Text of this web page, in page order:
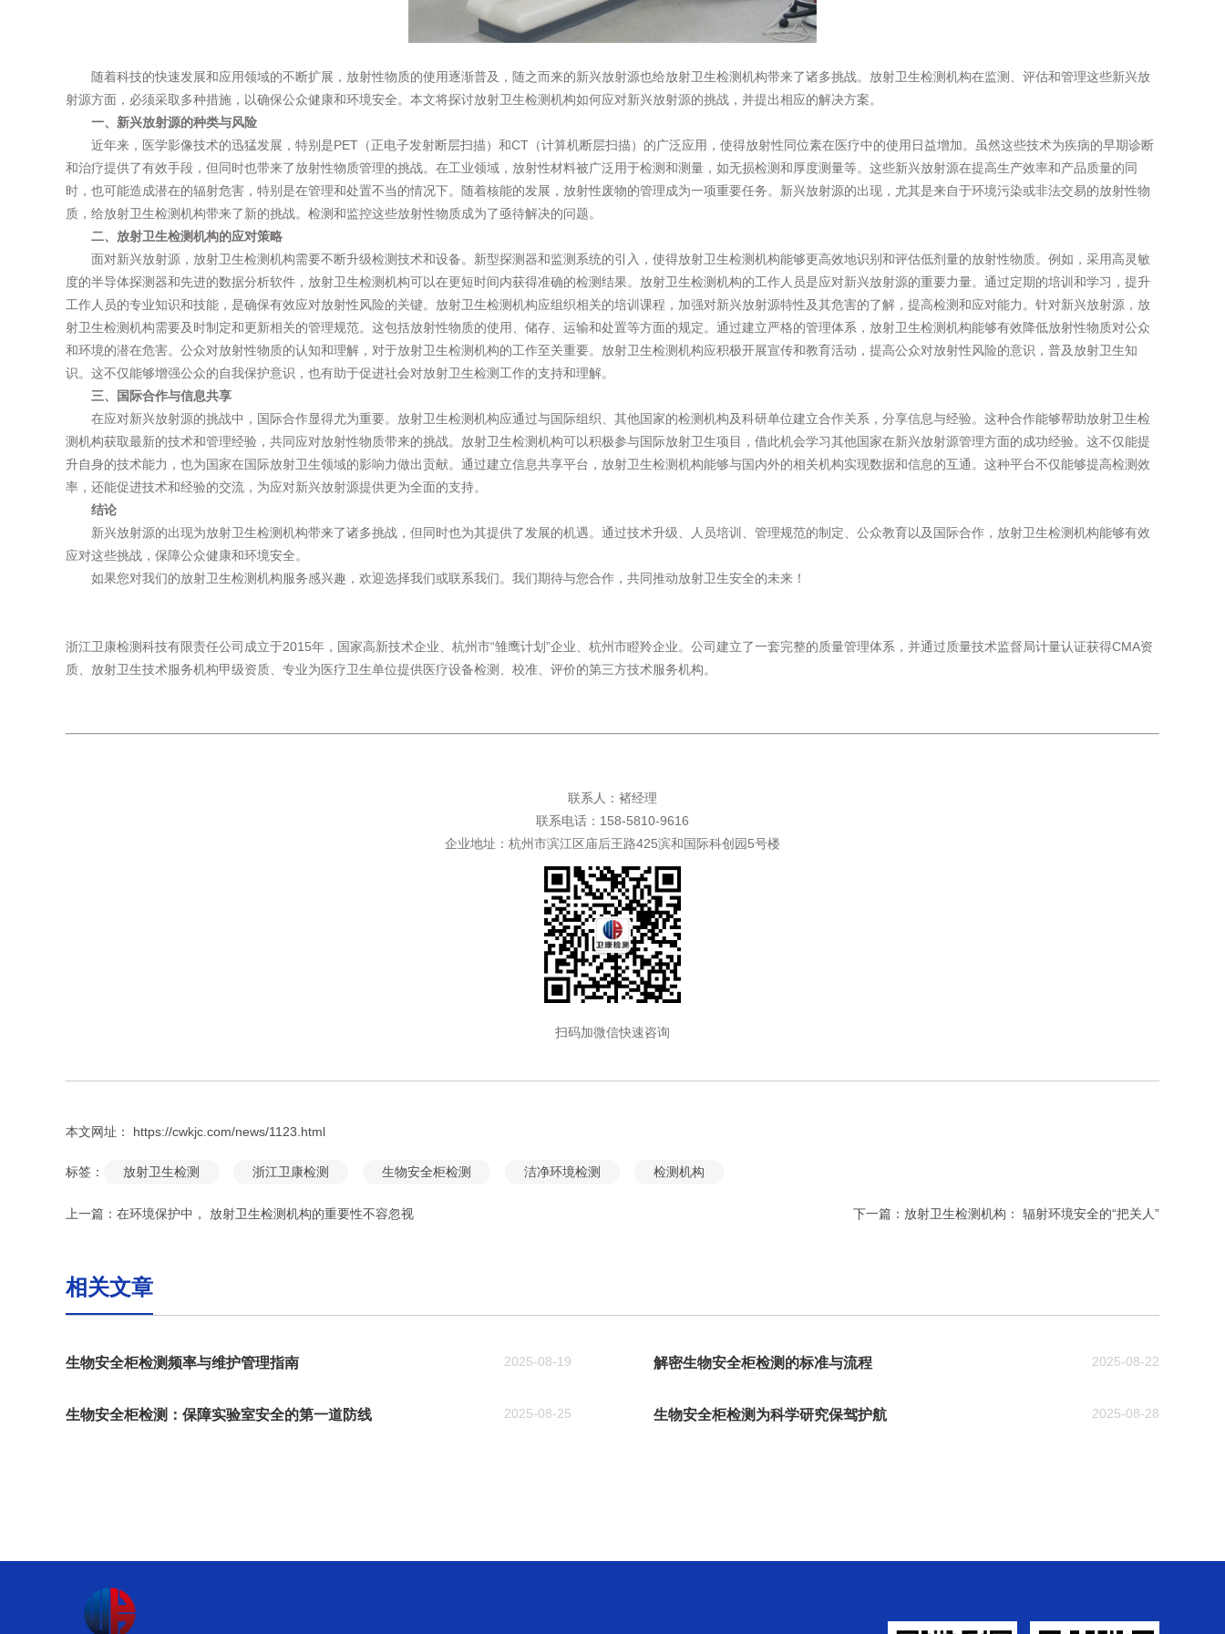
随着科技的快速发展和应用领域的不断扩展，放射性物质的使用逐渐普及，随之而来的新兴放射源也给放射卫生检测机构带来了诸多挑战。放射卫生检测机构在监测、评估和管理这些新兴放
射源方面，必须采取多种措施，以确保公众健康和环境安全。本文将探讨放射卫生检测机构如何应对新兴放射源的挑战，并提出相应的解决方案。
一、新兴放射源的种类与风险
近年来，医学影像技术的迅猛发展，特别是PET（正电子发射断层扫描）和CT（计算机断层扫描）的广泛应用，使得放射性同位素在医疗中的使用日益增加。虽然这些技术为疾病的早期诊断
和治疗提供了有效手段，但同时也带来了放射性物质管理的挑战。在工业领域，放射性材料被广泛用于检测和测量，如无损检测和厚度测量等。这些新兴放射源在提高生产效率和产品质量的同
时，也可能造成潜在的辐射危害，特别是在管理和处置不当的情况下。随着核能的发展，放射性废物的管理成为一项重要任务。新兴放射源的出现，尤其是来自于环境污染或非法交易的放射性物
质，给放射卫生检测机构带来了新的挑战。检测和监控这些放射性物质成为了亟待解决的问题。
二、放射卫生检测机构的应对策略
面对新兴放射源，放射卫生检测机构需要不断升级检测技术和设备。新型探测器和监测系统的引入，使得放射卫生检测机构能够更高效地识别和评估低剂量的放射性物质。例如，采用高灵敏
度的半导体探测器和先进的数据分析软件，放射卫生检测机构可以在更短时间内获得准确的检测结果。放射卫生检测机构的工作人员是应对新兴放射源的重要力量。通过定期的培训和学习，提升
工作人员的专业知识和技能，是确保有效应对放射性风险的关键。放射卫生检测机构应组织相关的培训课程，加强对新兴放射源特性及其危害的了解，提高检测和应对能力。针对新兴放射源，放
射卫生检测机构需要及时制定和更新相关的管理规范。这包括放射性物质的使用、储存、运输和处置等方面的规定。通过建立严格的管理体系，放射卫生检测机构能够有效降低放射性物质对公众
和环境的潜在危害。公众对放射性物质的认知和理解，对于放射卫生检测机构的工作至关重要。放射卫生检测机构应积极开展宣传和教育活动，提高公众对放射性风险的意识，普及放射卫生知
识。这不仅能够增强公众的自我保护意识，也有助于促进社会对放射卫生检测工作的支持和理解。
三、国际合作与信息共享
在应对新兴放射源的挑战中，国际合作显得尤为重要。放射卫生检测机构应通过与国际组织、其他国家的检测机构及科研单位建立合作关系，分享信息与经验。这种合作能够帮助放射卫生检
测机构获取最新的技术和管理经验，共同应对放射性物质带来的挑战。放射卫生检测机构可以积极参与国际放射卫生项目，借此机会学习其他国家在新兴放射源管理方面的成功经验。这不仅能提
升自身的技术能力，也为国家在国际放射卫生领域的影响力做出贡献。通过建立信息共享平台，放射卫生检测机构能够与国内外的相关机构实现数据和信息的互通。这种平台不仅能够提高检测效
率，还能促进技术和经验的交流，为应对新兴放射源提供更为全面的支持。
结论
新兴放射源的出现为放射卫生检测机构带来了诸多挑战，但同时也为其提供了发展的机遇。通过技术升级、人员培训、管理规范的制定、公众教育以及国际合作，放射卫生检测机构能够有效
应对这些挑战，保障公众健康和环境安全。
如果您对我们的放射卫生检测机构服务感兴趣，欢迎选择我们或联系我们。我们期待与您合作，共同推动放射卫生安全的未来！
浙江卫康检测科技有限责任公司成立于2015年，国家高新技术企业、杭州市“雏鹰计划”企业、杭州市瞪羚企业。公司建立了一套完整的质量管理体系，并通过质量技术监督局计量认证获得CMA资
质、放射卫生技术服务机构甲级资质、专业为医疗卫生单位提供医疗设备检测、校准、评价的第三方技术服务机构。
联系人：褚经理
联系电话：158-5810-9616
企业地址：杭州市滨江区庙后王路425滨和国际科创园5号楼
扫码加微信快速咨询
本文网址： https://cwkjc.com/news/1123.html
标签： 放射卫生检测 浙江卫康检测 生物安全柜检测 洁净环境检测 检测机构
上一篇： 在环境保护中， 放射卫生检测机构的重要性不容忽视 下一篇： 放射卫生检测机构： 辐射环境安全的“把关人”
相关文章
2025-08-19
生物安全柜检测频率与维护管理指南 2025-08-22
解密生物安全柜检测的标准与流程
2025-08-25
生物安全柜检测：保障实验室安全的第一道防线 2025-08-28
生物安全柜检测为科学研究保驾护航